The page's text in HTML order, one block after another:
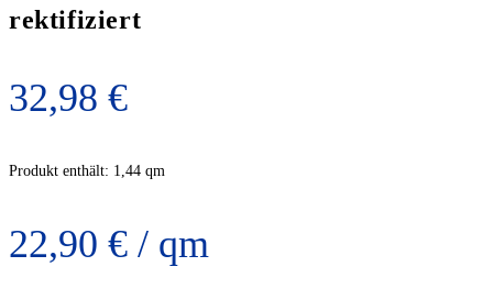
rektifiziert
32,98 €
Produkt enthält: 1,44 qm
22,90 € / qm